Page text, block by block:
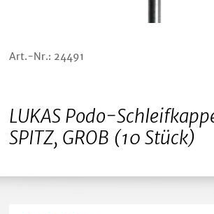
Art.-Nr.: 24491
LUKAS Podo-
SPITZ, GROB (10 Stück)